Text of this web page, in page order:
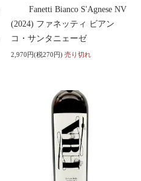
Fanetti Bianco S'Agnese NV
(2024) ファネッティ ビアン
コ・サンタニェーゼ
2,970円(税270円) 売り切れ